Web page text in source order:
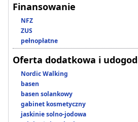
Finansowanie
NFZ
ZUS
pełnopłatne
Oferta dodatkowa i
Nordic Walking
basen
basen solankowy
gabinet kosmetyczny
jaskinie solno-jodowa